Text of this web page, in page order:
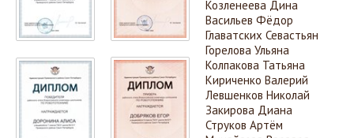
Козленеева Дина
Васильев Фёдор
Главатских Севастьян
Горелова Ульяна
Колпакова Татьяна
Кириченко Валерий
Левшенков Николай
Закирова Диана
Струков Артём